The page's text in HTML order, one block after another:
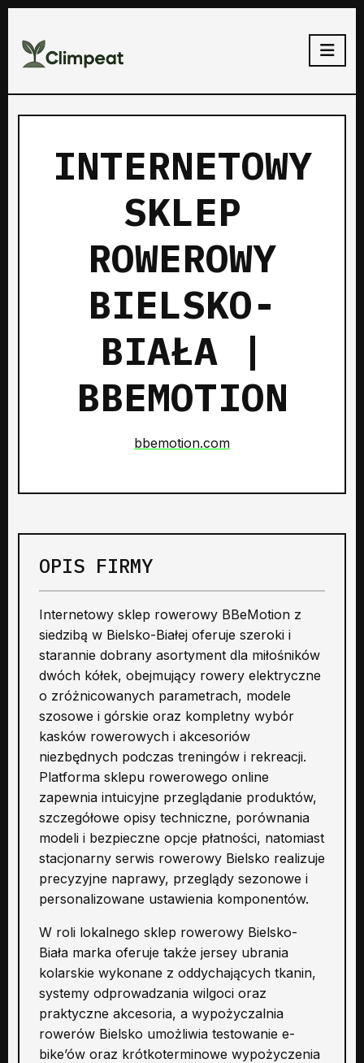
INTERNETOWY
SKLEP
ROWEROWY
BIELSKO-
BIAŁA |
BBEMOTION
bbemotion.com
OPIS FIRMY
Internetowy sklep rowerowy BBeMotion z
siedzibą w Bielsko-Białej oferuje szeroki i
starannie dobrany asortyment dla miłośników
dwóch kółek, obejmujący rowery elektryczne
o zróżnicowanych parametrach, modele
szosowe i górskie oraz kompletny wybór
kasków rowerowych i akcesoriów
niezbędnych podczas treningów i rekreacji.
Platforma sklepu rowerowego online
zapewnia intuicyjne przeglądanie produktów,
szczegółowe opisy techniczne, porównania
modeli i bezpieczne opcje płatności, natomiast
stacjonarny serwis rowerowy Bielsko realizuje
precyzyjne naprawy, przeglądy sezonowe i
personalizowane ustawienia komponentów.
W roli lokalnego sklep rowerowy Bielsko-
Biała marka oferuje także jersey ubrania
kolarskie wykonane z oddychających tkanin,
systemy odprowadzania wilgoci oraz
praktyczne akcesoria, a wypożyczalnia
rowerów Bielsko umożliwia testowanie e-
bike’ów oraz krótkoterminowe wypożyczenia